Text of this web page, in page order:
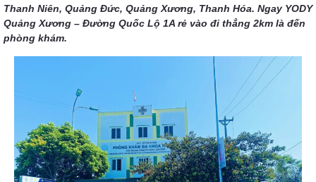
Thanh Niên, Quảng Đức, Quảng Xương, Thanh Hóa. Ngay YODY
Quảng Xương – Đường Quốc Lộ 1A rẻ vào đi thẳng 2km là đến
phòng khám.